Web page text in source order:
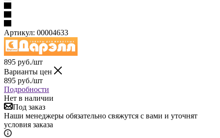
Артикул: 00004633
895 руб./шт
Варианты цен
895 руб./шт
Подробности
Нет в наличии
Под заказ
Наши менеджеры обязательно свяжутся с вами и уточнят
условия заказа